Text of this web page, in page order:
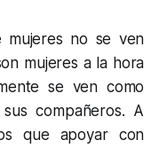
mujeres no se ven
mujeres a la hora
se ven como
compañeros. A
que apoyar con